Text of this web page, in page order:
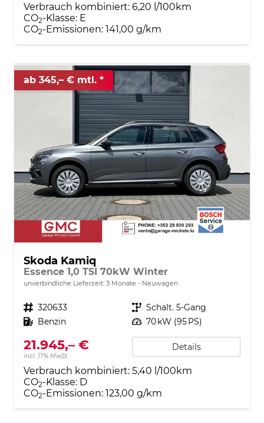
Verbrauch kombiniert: 6,20 l/100km
CO2-Klasse: E
CO2-Emissionen: 141,00 g/km
ab 345,– € mtl.
Skoda Kamiq
Essence 1,0 TSI 70kW Winter
unverbindliche Lieferzeit: 3 Monate Neuwagen
Fahrzeugnr. 320633 Getriebe Schalt. 5-Gang
Kraftstoff Benzin Leistung 70 kW (95 PS)
21.945,– €
incl. 17% MwSt.
Details
Verbrauch kombiniert: 5,40 l/100km
CO2-Klasse: D
CO2-Emissionen: 123,00 g/km